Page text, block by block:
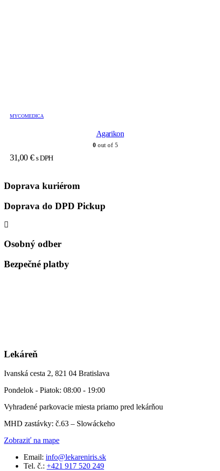
MYCOMEDICA
Agarikon
0 out of 5
31,00 € s DPH
Doprava kuriérom
Doprava do DPD Pickup
Osobný odber
Bezpečné platby
Lekáreň
Ivanská cesta 2, 821 04 Bratislava
Pondelok - Piatok: 08:00 - 19:00
Vyhradené parkovacie miesta priamo pred lekárňou
MHD zastávky: č.63 – Slowáckeho
Zobraziť na mape
Email: info@lekareniris.sk
Tel. č.: +421 917 520 249